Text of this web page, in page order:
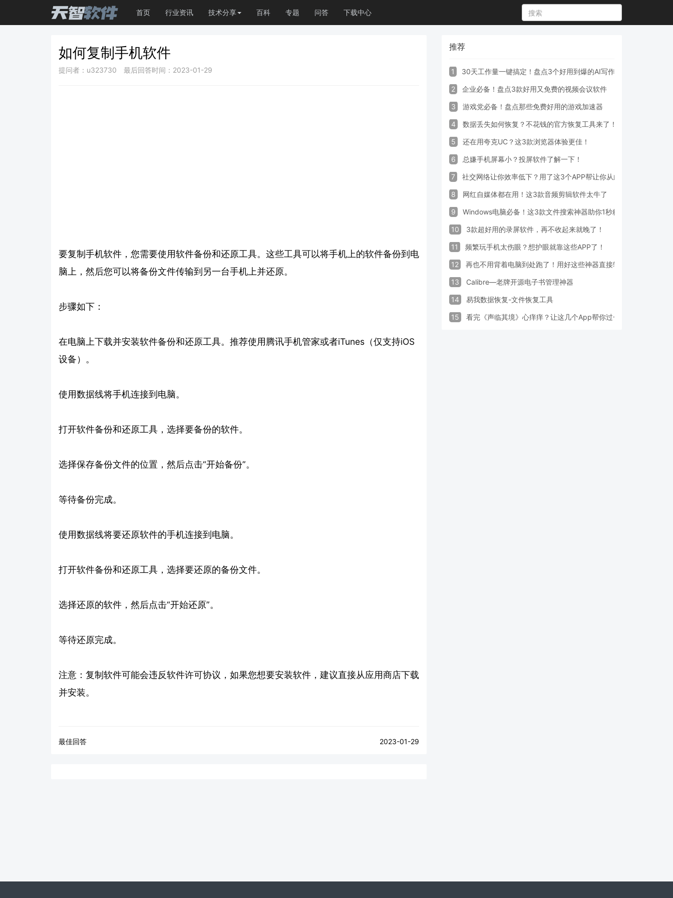
首页 行业资讯 技术分享 百科 专题 问答 下载中心
如何复制手机软件
提问者：u323730 最后回答时间：2023-01-29
要复制手机软件，您需要使用软件备份和还原工具。这些工具可以将手机上的软件备份到电
脑上，然后您可以将备份文件传输到另一台手机上并还原。
步骤如下：
在电脑上下载并安装软件备份和还原工具。推荐使用腾讯手机管家或者iTunes（仅支持iOS
设备）。
使用数据线将手机连接到电脑。
打开软件备份和还原工具，选择要备份的软件。
选择保存备份文件的位置，然后点击“开始备份”。
等待备份完成。
使用数据线将要还原软件的手机连接到电脑。
打开软件备份和还原工具，选择要还原的备份文件。
选择还原的软件，然后点击“开始还原”。
等待还原完成。
注意：复制软件可能会违反软件许可协议，如果您想要安装软件，建议直接从应用商店下载
并安装。
最佳回答 2023-01-29
推荐
1 30天工作量一键搞定！盘点3个好用到爆的AI写作生成器工具
2 企业必备！盘点3款好用又免费的视频会议软件
3 游戏党必备！盘点那些免费好用的游戏加速器
4 数据丢失如何恢复？不花钱的官方恢复工具来了！
5 还在用夸克UC？这3款浏览器体验更佳！
6 总嫌手机屏幕小？投屏软件了解一下！
7 社交网络让你效率低下？用了这3个APP帮让你从此戒掉手机！
8 网红自媒体都在用！这3款音频剪辑软件太牛了
9 Windows电脑必备！这3款文件搜索神器助你1秒精准定位文件
10 3款超好用的录屏软件，再不收起来就晚了！
11 频繁玩手机太伤眼？想护眼就靠这些APP了！
12 再也不用背着电脑到处跑了！用好这些神器直接轻松办公
13 Calibre—老牌开源电子书管理神器
14 易我数据恢复-文件恢复工具
15 看完《声临其境》心痒痒？让这几个App帮你过一把配音瘾